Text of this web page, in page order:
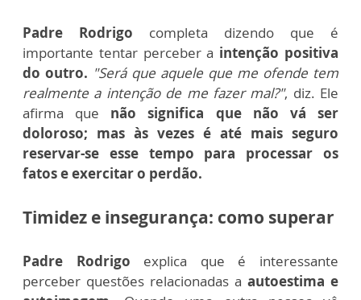
Padre Rodrigo completa dizendo que é
importante tentar perceber a intenção positiva
do outro. "Será que aquele que me ofende tem
realmente a intenção de me fazer mal?", diz. Ele
afirma que não significa que não vá ser
doloroso; mas às vezes é até mais seguro
reservar-se esse tempo para processar os
fatos e exercitar o perdão.
Timidez e insegurança: como superar
Padre Rodrigo explica que é interessante
perceber questões relacionadas a autoestima e